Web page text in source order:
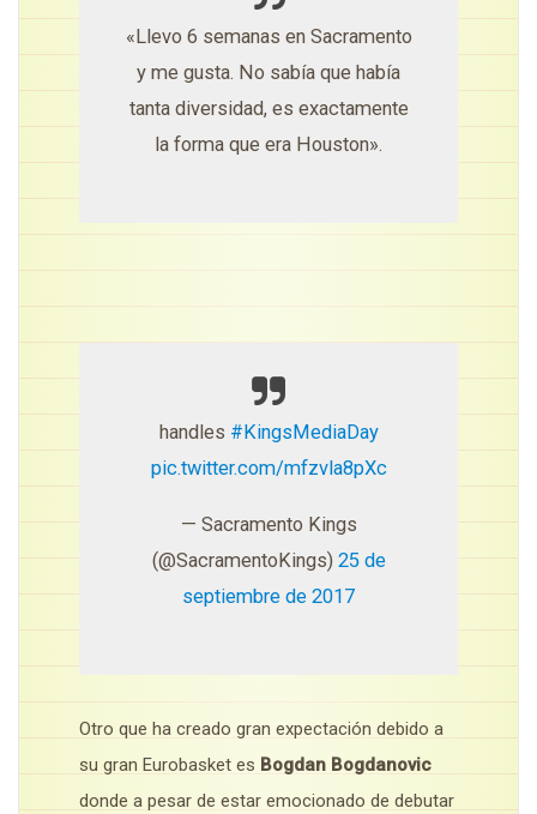
«Llevo 6 semanas en Sacramento
y me gusta. No sabía que había
tanta diversidad, es exactamente
la forma que era Houston».
handles #KingsMediaDay
pic.twitter.com/mfzvla8pXc
— Sacramento Kings
(@SacramentoKings) 25 de
septiembre de 2017
Otro que ha creado gran expectación debido a
su gran Eurobasket es Bogdan Bogdanovic
donde a pesar de estar emocionado de debutar